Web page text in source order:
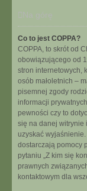
Na górę
Co to jest COPPA?
COPPA, to skrót od
obowiązującego od
stron internetowych,
osób małoletnich –
pisemnej zgody
informacji
pewności czy to
się na danej witrynie
uzyskać
dostarczają pomocy
pytaniu „Z kim się
prawnych
kontaktowym dla